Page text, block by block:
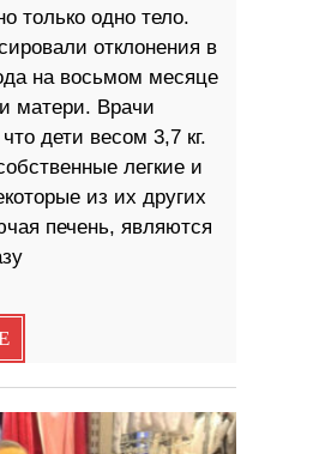
только одно тело.
отклонения в
на восьмом месяце
матери. Врачи
дети весом 3,7 кг.
легкие и
из их других
печень, являются